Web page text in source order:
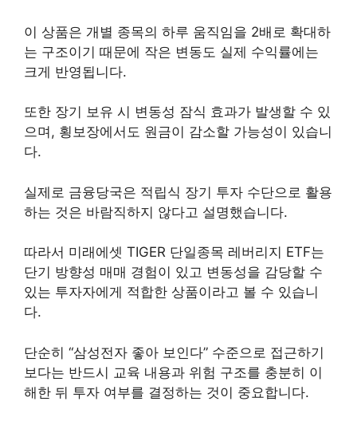
이 상품은 개별 종목의 하루 움직임을 2배로 확대하
는 구조이기 때문에 작은 변동도 실제 수익률에는
크게 반영됩니다.
또한 장기 보유 시 변동성 잠식 효과가 발생할 수 있
으며, 횡보장에서도 원금이 감소할 가능성이 있습니
다.
실제로 금융당국은 적립식 장기 투자 수단으로 활용
하는 것은 바람직하지 않다고 설명했습니다.
따라서 미래에셋 TIGER 단일종목 레버리지 ETF는
단기 방향성 매매 경험이 있고 변동성을 감당할 수
있는 투자자에게 적합한 상품이라고 볼 수 있습니
다.
단순히 “삼성전자 좋아 보인다” 수준으로 접근하기
보다는 반드시 교육 내용과 위험 구조를 충분히 이
해한 뒤 투자 여부를 결정하는 것이 중요합니다.